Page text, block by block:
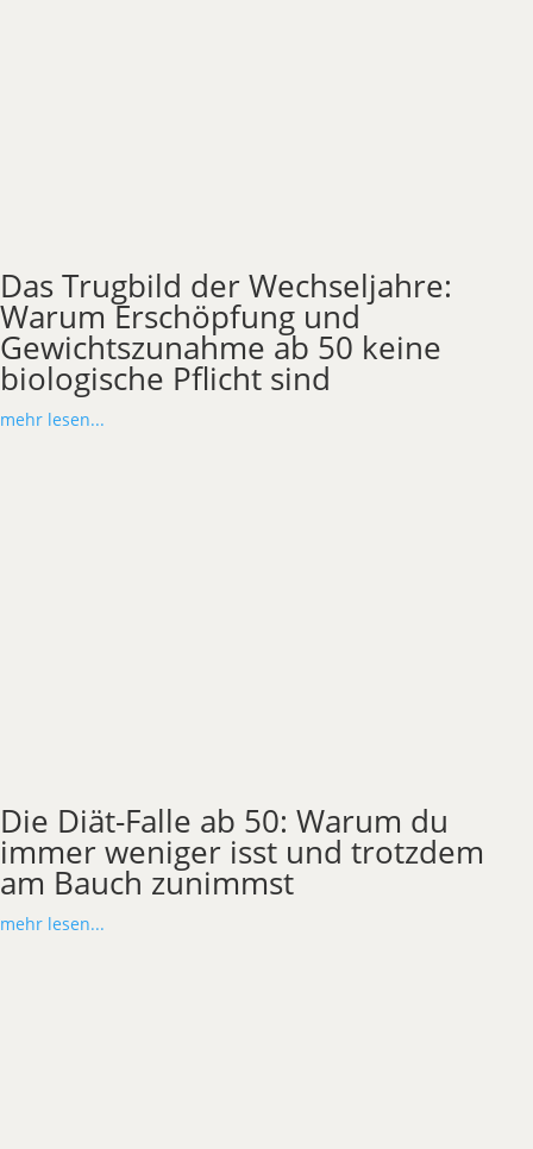
Das Trugbild der Wechseljahre:
Warum Erschöpfung und
Gewichtszunahme ab 50 keine
biologische Pflicht sind
mehr lesen...
Die Diät-Falle ab 50: Warum du
immer weniger isst und trotzdem
am Bauch zunimmst
mehr lesen...